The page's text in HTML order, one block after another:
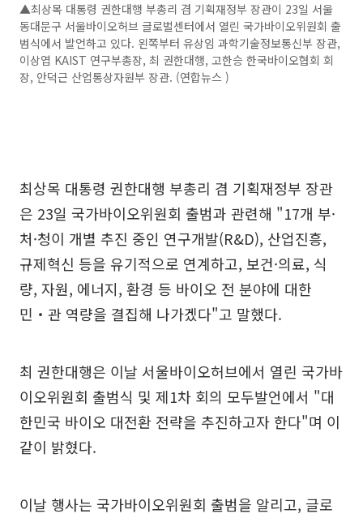
▲최상목 대통령 권한대행 부총리 겸 기획재정부 장관이 23일 서울
동대문구 서울바이오허브 글로벌센터에서 열린 국가바이오위원회 출
범식에서 발언하고 있다. 왼쪽부터 유상임 과학기술정보통신부 장관,
이상엽 KAIST 연구부총장, 최 권한대행, 고한승 한국바이오협회 회
장, 안덕근 산업통상자원부 장관. (연합뉴스 )
최상목 대통령 권한대행 부총리 겸 기획재정부 장관
은 23일 국가바이오위원회 출범과 관련해 "17개 부·
처·청이 개별 추진 중인 연구개발(R&D), 산업진흥,
규제혁신 등을 유기적으로 연계하고, 보건·의료, 식
량, 자원, 에너지, 환경 등 바이오 전 분야에 대한
민‧관 역량을 결집해 나가겠다"고 말했다.
최 권한대행은 이날 서울바이오허브에서 열린 국가바
이오위원회 출범식 및 제1차 회의 모두발언에서 "대
한민국 바이오 대전환 전략을 추진하고자 한다"며 이
같이 밝혔다.
이날 행사는 국가바이오위원회 출범을 알리고, 글로